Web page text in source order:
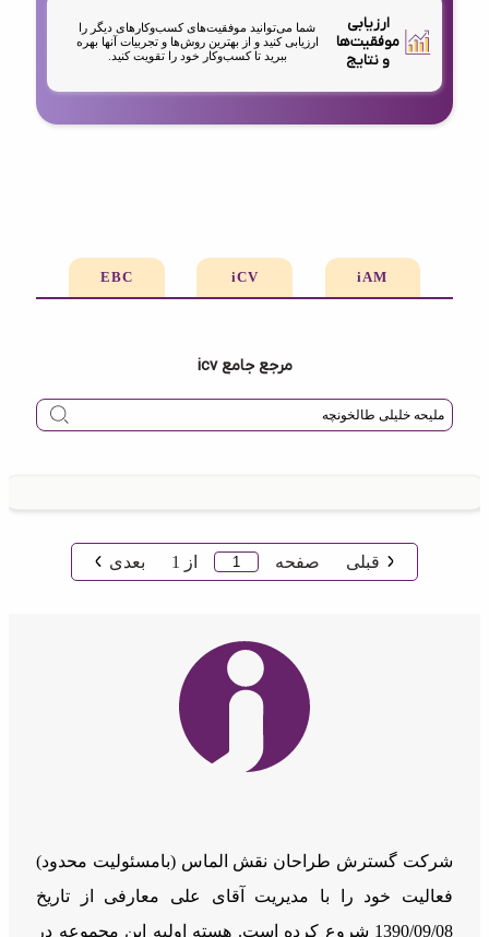
ارزیابی
موفقیت‌ها
و نتایج
شما می‌توانید موفقیت‌های کسب‌وکارهای دیگر را
ارزیابی کنید و از بهترین روش‌ها و تجربیات آنها بهره
ببرید تا کسب‌وکار خود را تقویت کنید.
iAM
iCV
EBC
مرجع جامع icv
قبلی صفحه از 1 بعدی
شرکت گسترش طراحان نقش الماس (بامسئوليت محدود)
فعالیت خود را با مدیریت آقای علی معارفی از تاریخ
1390/09/08 شروع کرده است. هسته اولیه این مجموعه در